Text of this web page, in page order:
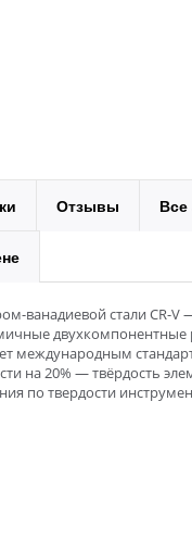
Отзывы Все
ванадиевой стали CR-V
двухкомпонентные
международным
на 20% — твёрдость
по твердости